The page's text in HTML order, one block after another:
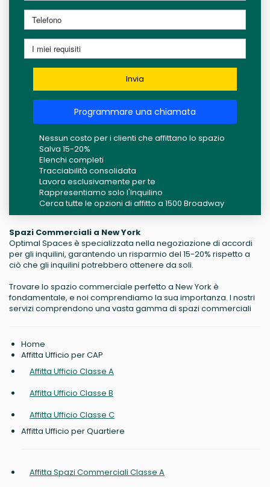
Invia
Programmare una chiamata
Nessun costo per i clienti che affittano lo spazio
Salva 15-20%
Elenchi completi
Tracciabilità consolidata
Lavora esclusivamente per te
Rappresentiamo solo l'Inquilino
Cerca tutte le opzioni di affitto a 1500 Broadway
Spazi Commerciali a New York
Optimal Spaces è specializzata nella negoziazione di accordi
per gli inquilini, garantendo un risparmio del 15-20% rispetto a
ciò che gli inquilini potrebbero ottenere da soli.
Trovare lo spazio commerciale perfetto a New York è
fondamentale, e noi comprendiamo la sua importanza. I nostri
servizi comprendono una vasta gamma di spazi commerciali
Home
Affitta Ufficio per CAP
Affitta Ufficio Classe A
Affitta Ufficio Classe B
Affitta Ufficio Classe C
Affitta Ufficio per Quartiere
Affitta Spazi Commerciali Classe A